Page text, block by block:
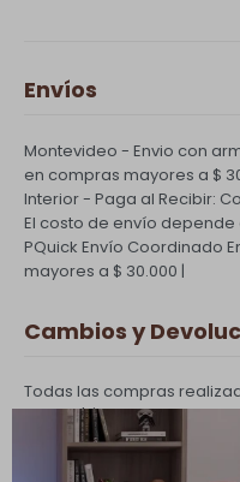
Envíos
Montevideo - Envio con
en compras mayores a $
Interior - Paga al Recibir:
El costo de envío
PQuick Envío Coordinado
mayores a $ 30.000 |
Cambios y
Todas las compras
su cambio.
Ver mas